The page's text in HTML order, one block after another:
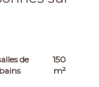
de
bains
150
m²